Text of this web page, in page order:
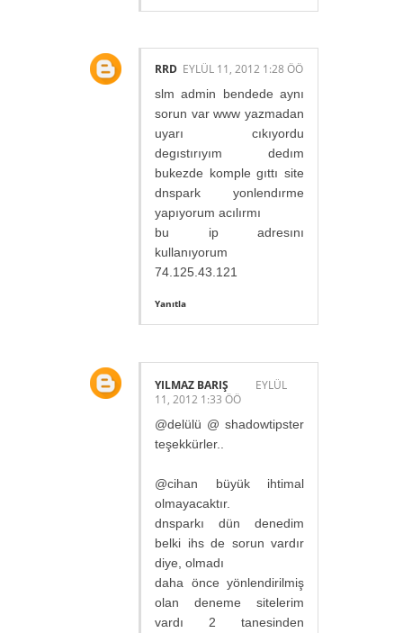
RRD EYLÜL 11, 2012 1:28 ÖÖ
slm admin bendede aynı
sorun var www yazmadan
uyarı cıkıyordu
degıstırıyım dedım
bukezde komple gıttı site
dnspark yonlendırme
yapıyorum acılırmı
bu ip adresını
kullanıyorum
74.125.43.121
Yanıtla
YILMAZ BARIŞ
EYLÜL
11, 2012 1:33 ÖÖ
@delülü @ shadowtipster
teşekkürler..
@cihan büyük ihtimal
olmayacaktır.
dnsparkı dün denedim
belki ihs de sorun vardır
diye, olmadı
daha önce yönlendirilmiş
olan deneme sitelerim
vardı 2 tanesinden